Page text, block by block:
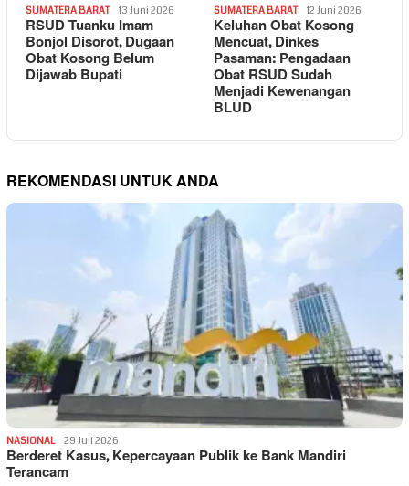
SUMATERA BARAT 13 Juni 2026
RSUD Tuanku Imam
Bonjol Disorot, Dugaan
Obat Kosong Belum
Dijawab Bupati
SUMATERA BARAT 12 Juni 2026
Keluhan Obat Kosong
Mencuat, Dinkes
Pasaman: Pengadaan
Obat RSUD Sudah
Menjadi Kewenangan
BLUD
REKOMENDASI UNTUK ANDA
NASIONAL 29 Juli 2026
Berderet Kasus, Kepercayaan Publik ke Bank Mandiri
Terancam